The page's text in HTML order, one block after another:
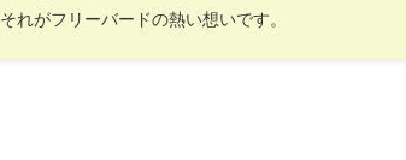
それがフリーバードの熱い想いです。